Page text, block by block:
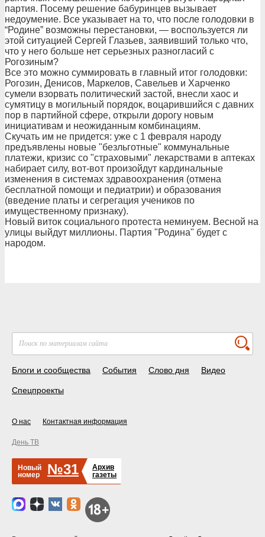
партия. Посему решение бабуринцев вызывает
недоумение. Все указывает на то, что после голодовки в
“Родине” возможны перестановки, — воспользуется ли
этой ситуацией Сергей Глазьев, заявивший только что,
что у него больше нет серьезных разногласий с
Рогозиным?
Все это можно суммировать в главный итог голодовки:
Рогозин, Денисов, Маркелов, Савельев и Харченко
сумели взорвать политический застой, внесли хаос и
сумятицу в могильный порядок, воцарившийся с давних
пор в партийной сфере, открыли дорогу новым
инициативам и неожиданным комбинациям.
Скучать им не придется: уже с 1 февраля народу
предъявлены новые "безльготные" коммунальные
платежи, кризис со "страховыми" лекарствами в аптеках
набирает силу, вот-вот произойдут кардинальные
изменения в системах здравоохранения (отмена
бесплатной помощи и педиатрии) и образования
(введение платы и сегрегация учеников по
имущественному признаку).
Новый виток социального протеста неминуем. Весной на
улицы выйдут миллионы. Партия "Родина" будет с
народом.
Блоги и сообщества События Слово дня Видео
Спецпроекты
О нас Контактная информация
День ТВ
Новый
номер
№31
Архив
газеты